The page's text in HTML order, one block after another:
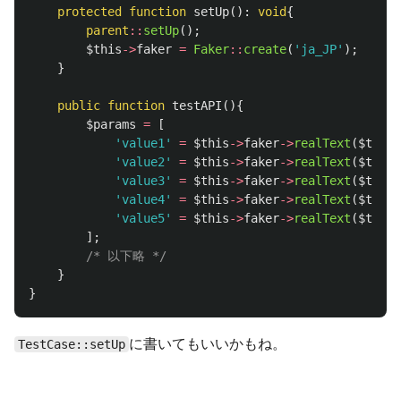
protected function setUp(): void{
parent :: setUp();
$this->faker = Faker:: create( 'ja_JP' );
}
public function testAPI (){
$params =
[
'value1'
= $this->faker->realText ($this
'value2'
= $this->faker->realText ($this
'value3'
= $this->faker->realText ($this
'value4'
= $this->faker->realText ($this
'value5'
= $this->faker->realText ($this
];
/* 以下略 */
}
}
TestCase::setUp に書いてもいいかもね。